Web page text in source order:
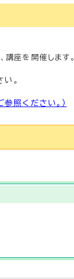
座を開催します。
。
照ください。）